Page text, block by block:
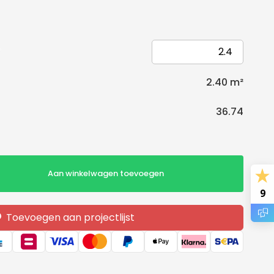
2.40 m²
36.74
Aan winkelwagen toevoegen
Toevoegen aan projectlijst
9